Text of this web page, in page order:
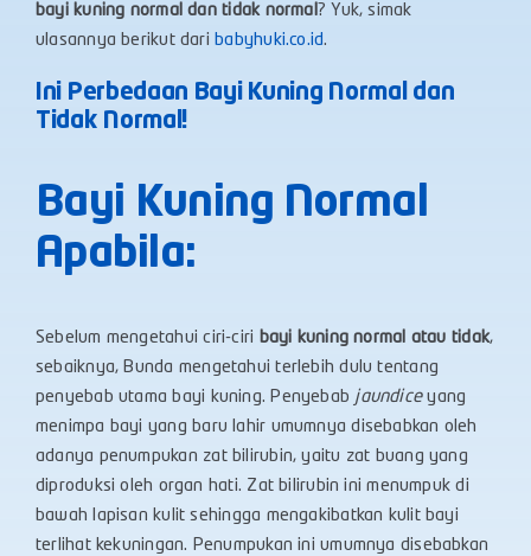
bayi kuning normal dan tidak normal ? Yuk, simak
ulasannya berikut dari babyhuki.co.id.
Ini Perbedaan Bayi Kuning Normal dan
Tidak Normal!
Bayi Kuning Normal
Apabila:
Sebelum mengetahui ciri-ciri bayi kuning normal atau tidak,
sebaiknya, Bunda mengetahui terlebih dulu tentang
penyebab utama bayi kuning. Penyebab jaundiceyang
menimpa bayi yang baru lahir umumnya disebabkan oleh
adanya penumpukan zat bilirubin, yaitu zat buang yang
diproduksi oleh organ hati. Zat bilirubin ini menumpuk di
bawah lapisan kulit sehingga mengakibatkan kulit bayi
terlihat kekuningan. Penumpukan ini umumnya disebabkan